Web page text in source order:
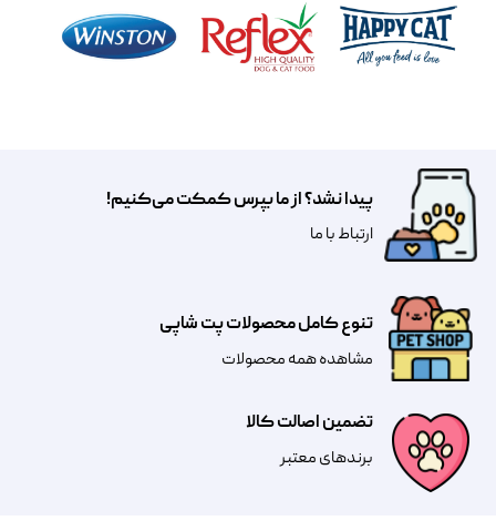
تضمین اصالت کالا
​​برندهای معتبر​​​​​​​
تنوع کامل محصولات پت شاپی
مشاهده همه محصولات
پیدا نشد؟ از ما بپرس کمکت می‌کنیم!
​​​ارتباط با ما